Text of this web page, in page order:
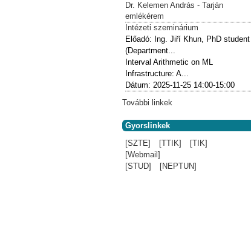
Dr. Kelemen András - Tarján
emlékérem
Intézeti szeminárium
Előadó: Ing. Jiří Khun, PhD student
(Department...
Interval Arithmetic on ML
Infrastructure: A...
Dátum:2025-11-25 14:00-15:00
További linkek
Gyorslinkek
[SZTE]
[TTIK]
[TIK]
[Webmail]
[STUD]
[NEPTUN]